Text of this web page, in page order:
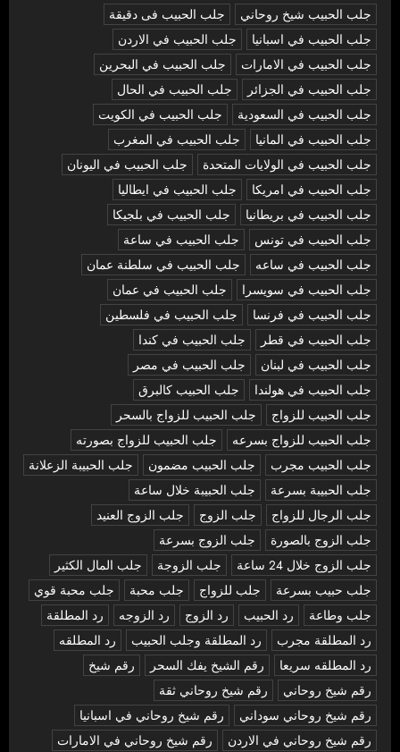
جلب الحبيب شيخ روحاني
جلب الحبيب فى دقيقة
جلب الحبيب في اسبانيا
جلب الحبيب في الاردن
جلب الحبيب في الامارات
جلب الحبيب في البحرين
جلب الحبيب في الجزائر
جلب الحبيب في الحال
جلب الحبيب في السعودية
جلب الحبيب في الكويت
جلب الحبيب في المانيا
جلب الحبيب في المغرب
جلب الحبيب في الولايات المتحدة
جلب الحبيب في اليونان
جلب الحبيب في امريكا
جلب الحبيب في ايطاليا
جلب الحبيب في بريطانيا
جلب الحبيب في بلجيكا
جلب الحبيب في تونس
جلب الحبيب في ساعة
جلب الحبيب في ساعه
جلب الحبيب في سلطنة عمان
جلب الحبيب في سويسرا
جلب الحبيب في عمان
جلب الحبيب في فرنسا
جلب الحبيب في فلسطين
جلب الحبيب في قطر
جلب الحبيب في كندا
جلب الحبيب في لبنان
جلب الحبيب في مصر
جلب الحبيب في هولندا
جلب الحبيب كالبرق
جلب الحبيب للزواج
جلب الحبيب للزواج بالسحر
جلب الحبيب للزواج بسرعه
جلب الحبيب للزواج بصورته
جلب الحبيب مجرب
جلب الحبيب مضمون
جلب الحبيبة الزعلانة
جلب الحبيبة بسرعة
جلب الحبيبة خلال ساعة
جلب الرجال للزواج
جلب الزوج
جلب الزوج العنيد
جلب الزوج بالصورة
جلب الزوج بسرعة
جلب الزوج خلال 24 ساعة
جلب الزوجة
جلب المال الكثير
جلب حبيب بسرعة
جلب للزواج جلب محبة
جلب محبة قوي
جلب وطاعة
رد الحبيب رد الزوج رد الزوجه
رد المطلقة
رد المطلقة مجرب
رد المطلقة وجلب الحبيب
رد المطلقه
رد المطلقه سريعا
رقم الشيخ يفك السحر
رقم شيخ
رقم شيخ روحاني
رقم شيخ روحاني ثقة
رقم شيخ روحاني سوداني
رقم شيخ روحاني في اسبانيا
رقم شيخ روحاني في الاردن
رقم شيخ روحاني في الامارات